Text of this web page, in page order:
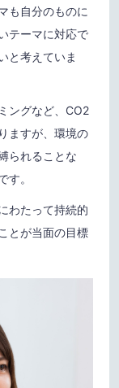
も自分のものに
テーマに対応で
と考えていま
ングなど、CO2
ますが、環境の
られることな
す。
わたって持続的
とが当面の目標